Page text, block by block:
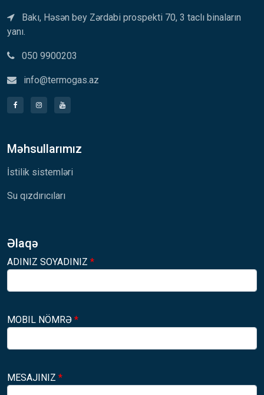
Bakı, Həsən bey Zərdabi prospekti 70, 3 taclı binaların
yanı.
050 9900203
info@termogas.az
Məhsullarımız
İstilik sistemləri
Su qızdırıcıları
Əlaqə
ADINIZ SOYADINIZ *
MOBIL NÖMRƏ *
MESAJINIZ *